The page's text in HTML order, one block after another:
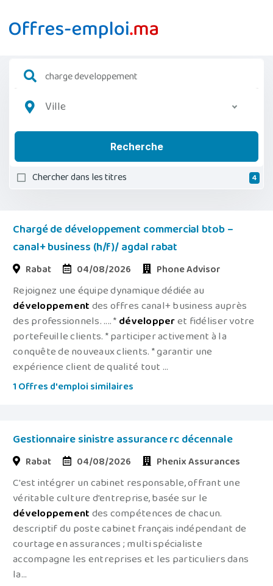
Ville
Recherche
Chercher dans les titres 4
Chargé de développement commercial btob –
canal+ business (h/f)/ agdal rabat
Rabat 04/08/2026 Phone Advisor
Rejoignez une équipe dynamique dédiée au
développementdes offres canal+ business auprès
des professionnels. .... *développeret fidéliser votre
portefeuille clients. * participer activement à la
conquête de nouveaux clients. * garantir une
expérience client de qualité tout ...
1 Offres d'emploi similaires
Gestionnaire sinistre assurance rc décennale
Rabat 04/08/2026 Phenix Assurances
C'est intégrer un cabinet responsable, offrant une
véritable culture d'entreprise, basée sur le
développementdes compétences de chacun.
descriptif du poste cabinet français indépendant de
courtage en assurances ; multi spécialiste
accompagne les entreprises et les particuliers dans
la...